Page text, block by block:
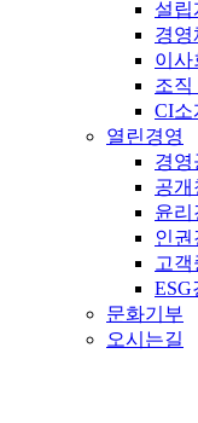
설립
경영
이사
조직
CI소
열린경영
경영
공개
윤리
인권
고객
ESG
문화기부
오시는길